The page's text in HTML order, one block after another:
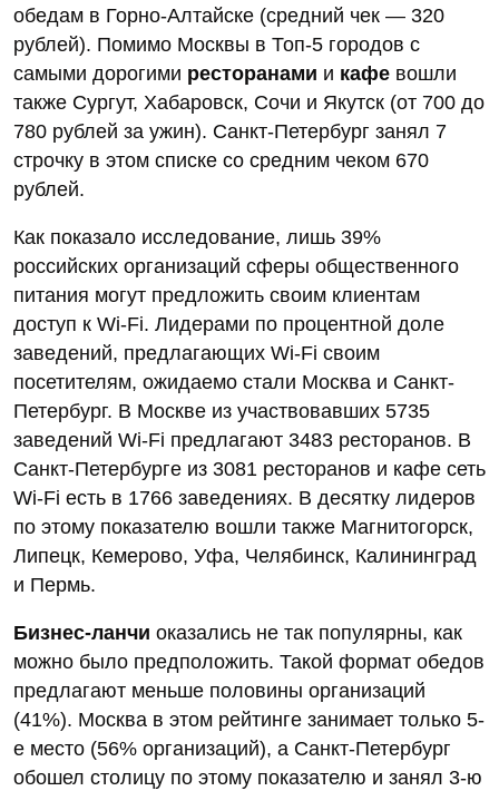
обедам в Горно-Алтайске (средний чек — 320
рублей). Помимо Москвы в Топ-5 городов с
самыми дорогими ресторанами и кафе вошли
также Сургут, Хабаровск, Сочи и Якутск (от 700 до
780 рублей за ужин). Санкт-Петербург занял 7
строчку в этом списке со средним чеком 670
рублей.
Как показало исследование, лишь 39%
российских организаций сферы общественного
питания могут предложить своим клиентам
доступ к Wi-Fi. Лидерами по процентной доле
заведений, предлагающих Wi-Fi своим
посетителям, ожидаемо стали Москва и Санкт-
Петербург. В Москве из участвовавших 5735
заведений Wi-Fi предлагают 3483 ресторанов. В
Санкт-Петербурге из 3081 ресторанов и кафе сеть
Wi-Fi есть в 1766 заведениях. В десятку лидеров
по этому показателю вошли также Магнитогорск,
Липецк, Кемерово, Уфа, Челябинск, Калининград
и Пермь.
Бизнес-ланчи оказались не так популярны, как
можно было предположить. Такой формат обедов
предлагают меньше половины организаций
(41%). Москва в этом рейтинге занимает только 5-
е место (56% организаций), а Санкт-Петербург
обошел столицу по этому показателю и занял 3-ю